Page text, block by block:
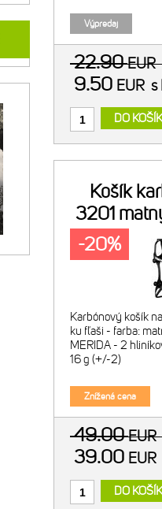
Výpredaj
22.90EUR
9.50 EUR s
DO
Košík
3201
Karbónový košík
ku fľaši - farba:
MERIDA - 2
16 g (+/-2)
Znížená cena
-20%
49.00EUR
39.00 EUR
DO